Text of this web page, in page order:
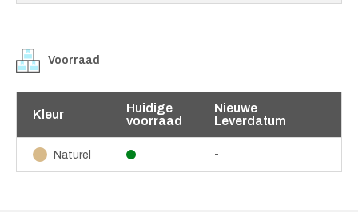
Voorraad
Kleur
Huidige
voorraad
Nieuwe
Leverdatum
Naturel -